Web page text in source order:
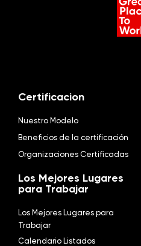
Certificacion
Nuestro Modelo
Beneficios de la certificación
Organizaciones Certificadas
Los Mejores Lugares
para Trabajar
Los Mejores Lugares para
Trabajar
Calendario Listados